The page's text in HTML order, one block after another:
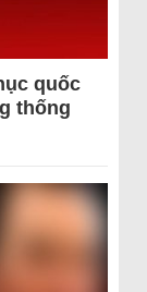
quốc
thống